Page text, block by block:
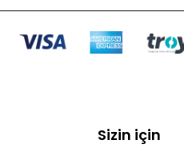
Sizin için